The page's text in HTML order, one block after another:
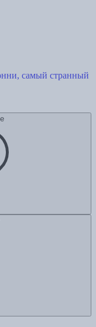
самый странный